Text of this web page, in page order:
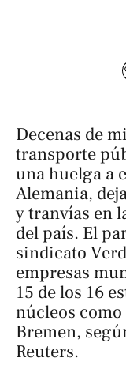
Decenas de
transporte
una huelga a
Alemania,
y tranvías en
del país. El
sindicato
empresas
15 de los 16
núcleos
Bremen,
Reuters.